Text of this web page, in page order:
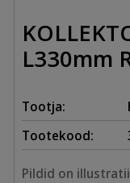
L330mm
Tootja:
Tootekood:
Pildid on